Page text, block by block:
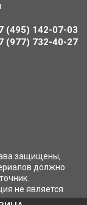
(495) 142-07-03
(977) 732-40-27
защищены,
должно
не является